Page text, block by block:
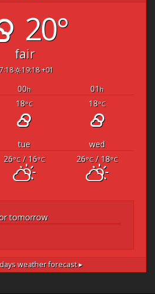
20°
fair
19:18 +01
00h 01 h
18°C 18°C
tue
wed
26°C/ 16°C 26°C/ 18°C
tomorrow
weather forecast ▸